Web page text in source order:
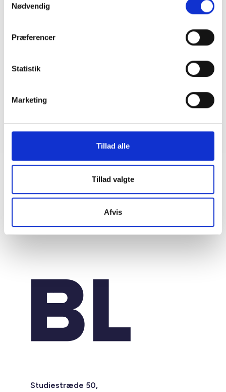
Nødvendig
Præferencer
Statistik
Marketing
Tillad alle
Tillad valgte
Afvis
09. april 2026
VÆRKTØJ
09. april 2026
GUIDE
09. april 2026
Studiestræde 50,